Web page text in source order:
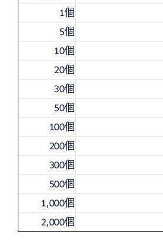
1個
5個
10個
20個
30個
50個
100個
200個
300個
500個
1,000個
2,000個